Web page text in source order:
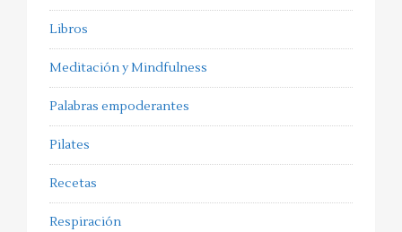
Libros
Meditación y Mindfulness
Palabras empoderantes
Pilates
Recetas
Respiración